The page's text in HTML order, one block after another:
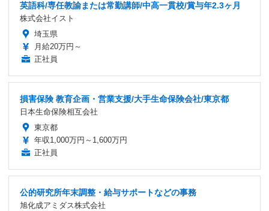
英語科/専任教諭または常勤講師/中高一貫校/賞与年2.3ヶ月
株式会社イスト
埼玉県
月給20万円～
正社員
損害保険 教育企画・営業支援/大手生命保険会社/東京都
日本生命保険相互会社
東京都
年収1,000万円～1,600万円
正社員
公的研究所年末調整・給与サポートなどの事務
旭化成アミダス株式会社